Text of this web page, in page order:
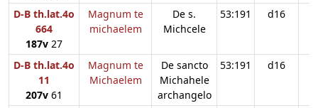
D-B th.lat.4o
664
187v 27
Magnum te
michaelem
De s.
Michcele
53:191 d16
D-B th.lat.4o
11
207v 61
Magnum te
Michaelem
De sancto
Michahele
archangelo
53:191 d16